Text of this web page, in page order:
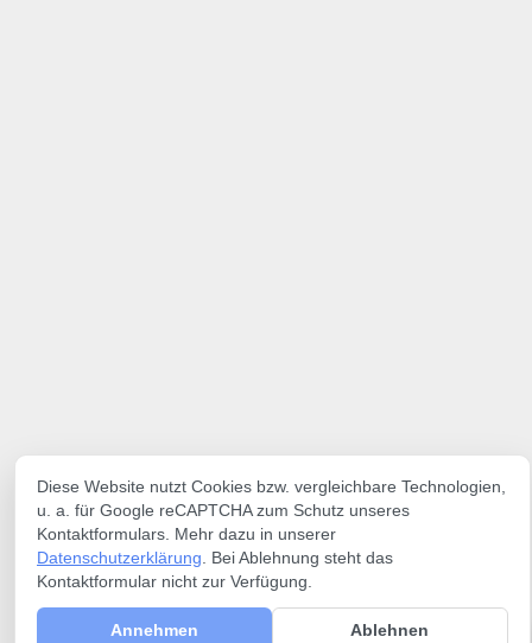
Diese Website nutzt Cookies bzw. vergleichbare Technologien,
u. a. für Google reCAPTCHA zum Schutz unseres
Kontaktformulars. Mehr dazu in unserer
Datenschutzerklärung . Bei Ablehnung steht das
Kontaktformular nicht zur Verfügung.
Annehmen Ablehnen